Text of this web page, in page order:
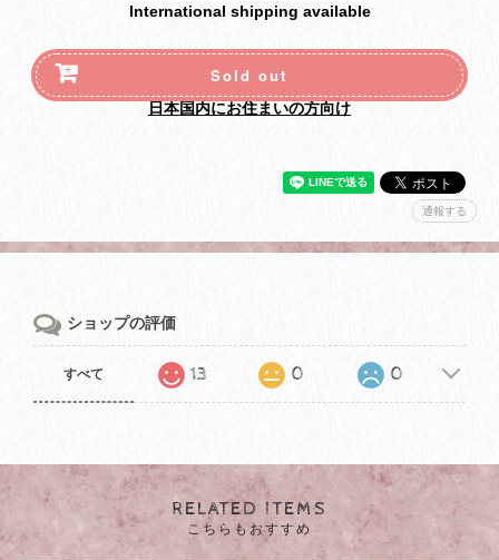
International shipping available
Sold out
日本国内にお住まいの方向け
通報する
ショップの評価
すべて 13 0 0
RELATED ITEMS
こちらもおすすめ